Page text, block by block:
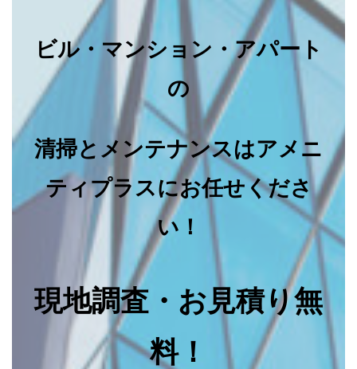
ビル・マンション・アパート
の
清掃とメンテナンスはアメニ
ティプラスにお任せくださ
い！
現地調査・お見積り無
料！